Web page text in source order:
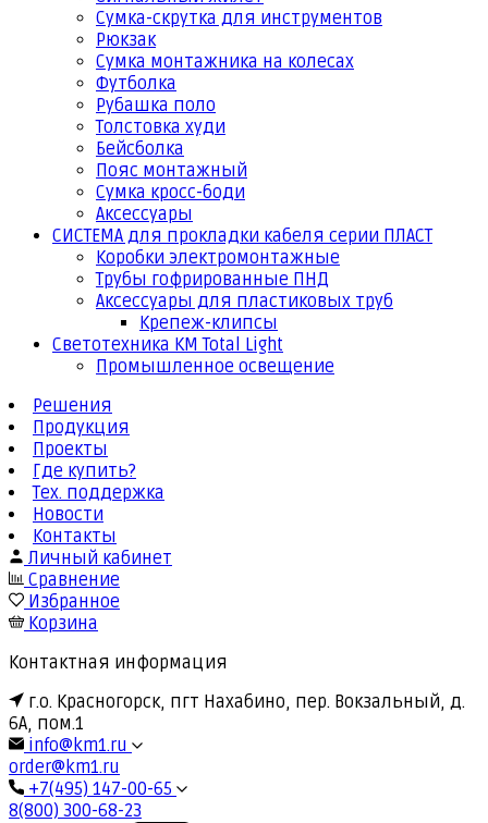
Сумка-скрутка для инструментов
Рюкзак
Сумка монтажника на колесах
Футболка
Рубашка поло
Толстовка худи
Бейсболка
Пояс монтажный
Сумка кросс-боди
Аксессуары
СИСТЕМА для прокладки кабеля серии ПЛАСТ
Коробки электромонтажные
Трубы гофрированные ПНД
Аксессуары для пластиковых труб
Крепеж-клипсы
Светотехника КМ Total Light
Промышленное освещение
Решения
Продукция
Проекты
Где купить?
Тех. поддержка
Новости
Контакты
Личный кабинет
Сравнение
Избранное
Корзина
Контактная информация
г.о. Красногорск, пгт Нахабино, пер. Вокзальный, д.
6А, пом.1
info@km1.ru
order@km1.ru
+7(495) 147-00-65
8(800) 300-68-23